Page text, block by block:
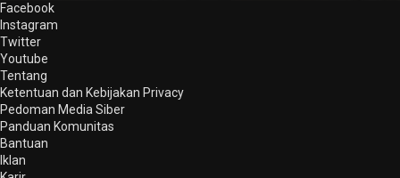
Facebook
Instagram
Twitter
Youtube
Tentang
Ketentuan dan Kebijakan Privacy
Pedoman Media Siber
Panduan Komunitas
Bantuan
Iklan